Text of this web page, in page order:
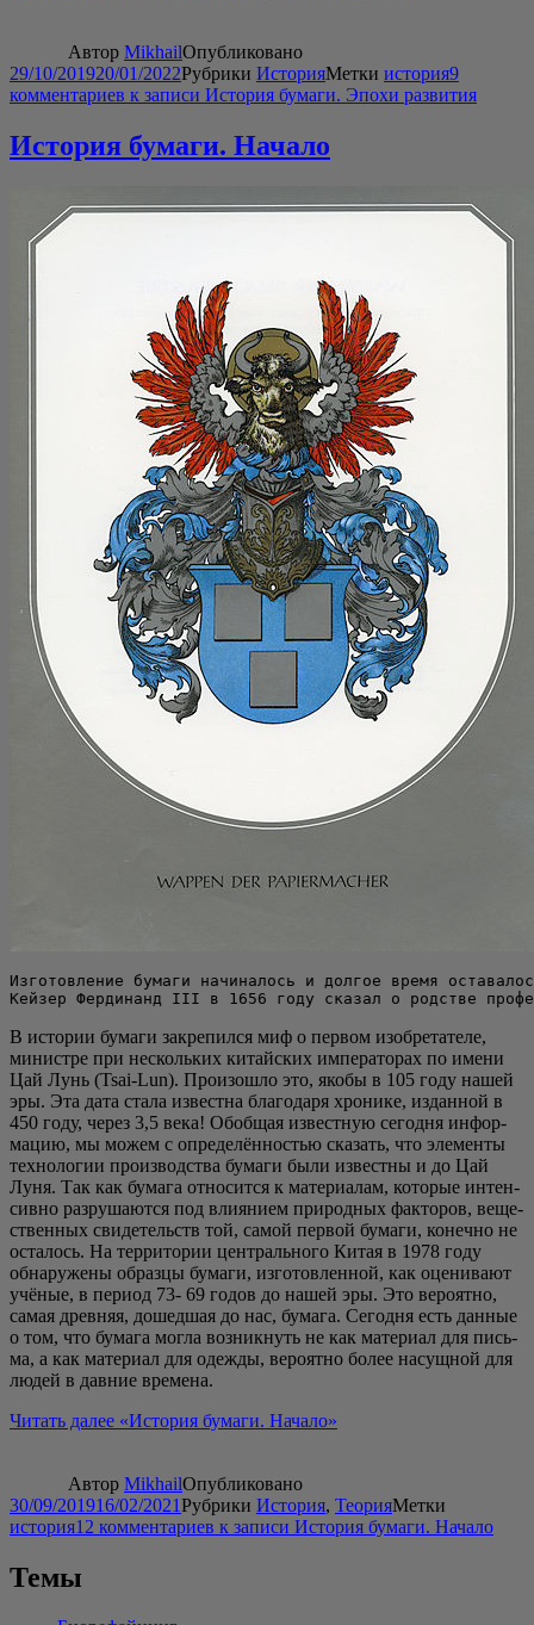
Автор MikhailОпубликовано
29/10/201920/01/2022Рубрики ИсторияМетки история9
комментариев к записи История бумаги. Эпохи развития
История бумаги. Начало
Изготовление бумаги начиналось и долгое время
Кейзер Фердинанд III в 1656 году сказал о родстве
В исто­рии бума­ги закре­пил­ся миф о пер­вом изоб­ре­та­те­ле,
мини­стре при несколь­ких китай­ских импе­ра­то­рах по име­ни
Цай Лунь (Tsai-Lun). Про­изо­шло это, яко­бы в 105 году нашей
эры. Эта дата ста­ла извест­на бла­го­да­ря хро­ни­ке, издан­ной в
450 году, через 3,5 века! Обоб­щая извест­ную сего­дня инфор­
ма­цию, мы можем с опре­де­лён­но­стью ска­зать, что эле­мен­ты
тех­но­ло­гии про­из­вод­ства бума­ги были извест­ны и до Цай
Луня. Так как бума­га отно­сит­ся к мате­ри­а­лам, кото­рые интен­
сив­но раз­ру­ша­ют­ся под вли­я­ни­ем при­род­ных фак­то­ров, веще­
ствен­ных сви­де­тельств той, самой пер­вой бума­ги, конеч­но не
оста­лось. На тер­ри­то­рии цен­траль­но­го Китая в 1978 году
обна­ру­же­ны образ­цы бума­ги, изго­тов­лен­ной, как оце­ни­ва­ют
учё­ные, в пери­од 73- 69 годов до нашей эры. Это веро­ят­но,
самая древ­няя, дошед­шая до нас, бума­га. Сего­дня есть дан­ные
о том, что бума­га мог­ла воз­ник­нуть не как мате­ри­ал для пись­
ма, а как мате­ри­ал для одеж­ды, веро­ят­но более насущ­ной для
людей в дав­ние времена.
Читать далее «Исто­рия бума­ги. Начало»
Автор MikhailОпубликовано
30/09/201916/02/2021Рубрики История, ТеорияМетки
история12 комментариев к записи История бумаги. Начало
Темы